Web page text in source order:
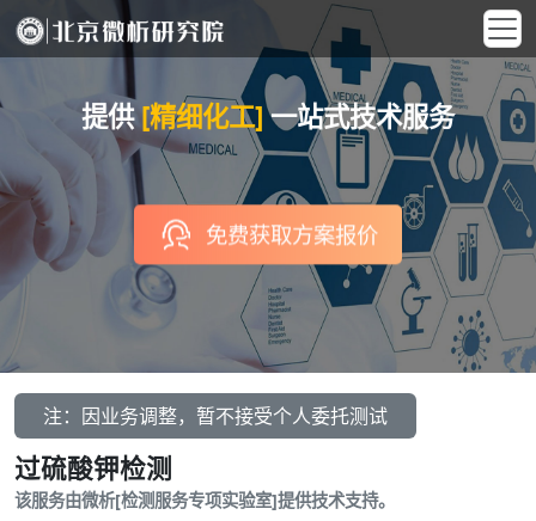
提供[精细化工]一站式技术服务
免费获取方案报价
注：因业务调整，暂不接受个人委托测试
过硫酸钾检测
该服务由微析[检测服务专项实验室]提供技术支持。